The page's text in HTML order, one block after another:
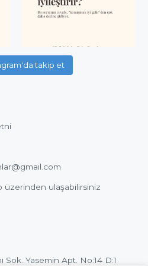
takip et
üzerinden ulaşabilirsiniz
Sok. Yasemin Apt. No:14 D:1